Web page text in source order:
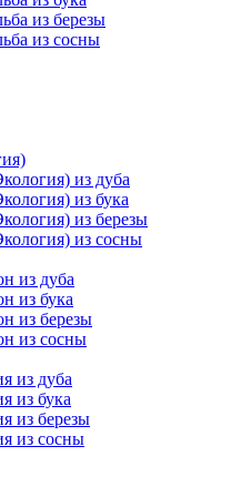
из березы
из сосны
из дуба
из бука
из березы
из сосны
из дуба
из бука
из березы
из сосны
из дуба
из бука
из березы
из сосны